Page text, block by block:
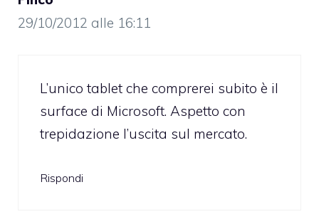
29/10/2012 alle 16:11
L’unico tablet che comprerei subito è il
surface di Microsoft. Aspetto con
trepidazione l’uscita sul mercato.
Rispondi